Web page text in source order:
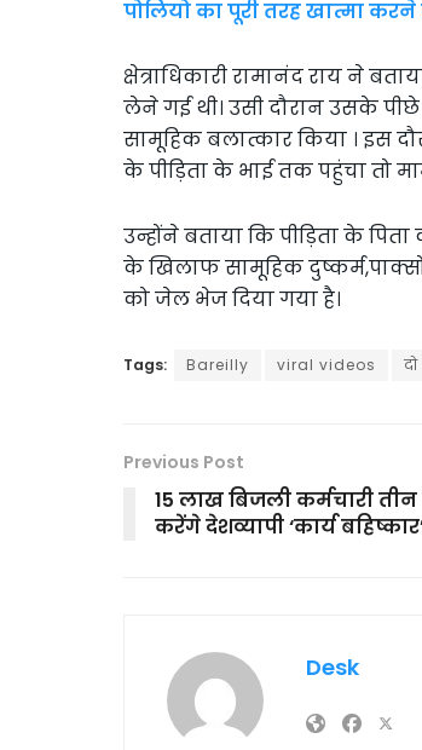
पोलियो का पूरी तरह खात्मा
क्षेत्राधिकारी रामानंद राय ने
लेने गई थी। उसी दौरान उसके
सामूहिक बलात्कार किया । इस
के पीड़िता के भाई तक पहुंचा तो
उन्होंने बताया कि पीड़िता के
के खिलाफ सामूहिक
को जेल भेज दिया गया है।
Tags: Bareilly viral videos
Previous Post
15 लाख बिजली कर्मचारी
करेंगे देशव्यापी ‘कार्य
Desk